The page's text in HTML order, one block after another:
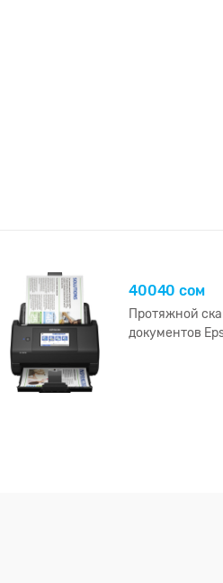
40040 сом
Протяжной
документов